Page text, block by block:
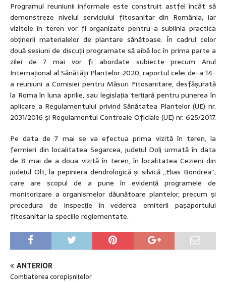
Programul reuniunii informale este construit astfel încât să
demonstreze nivelul serviciului fitosanitar din România, iar
vizitele în teren vor fi organizate pentru a sublinia practica
obținerii materialelor de plantare sănătoase. În cadrul celor
două sesiuni de discuții programate să aibă loc în prima parte a
zilei de 7 mai vor fi abordate subiecte precum Anul
Internațional al Sănătății Plantelor 2020, raportul celei de-a 14-
a reuniuni a Comisiei pentru Măsuri Fitosanitare, desfășurată
la Roma în luna aprilie, sau legislația terțiară pentru punerea în
aplicare a Regulamentului privind Sănătatea Plantelor (UE) nr.
2031/2016 și Regulamentul Controale Oficiale (UE) nr. 625/2017.
Pe data de 7 mai se va efectua prima vizită în teren, la
fermieri din localitatea Segarcea, județul Dolj urmată în data
de 8 mai de a doua vizită în teren, în localitatea Cezieni din
județul Olt, la pepiniera dendrologică și silvică „Elias Bondrea”,
care are scopul de a pune în evidență programele de
monitorizare a organismelor dăunătoare plantelor, precum și
procedura de inspecție în vederea emiterii pașaportului
fitosanitar la speciile reglementate.
ANTERIOR
Combaterea coropișnițelor